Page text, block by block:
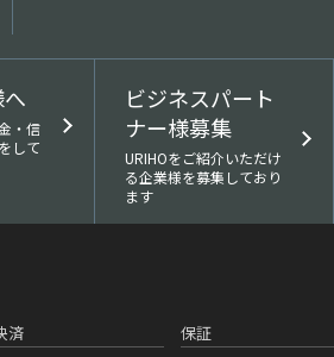
・信
して
ビジネスパート
ナー様募集
URIHOをご紹介いただけ
る企業様を募集しており
ます
済 保証